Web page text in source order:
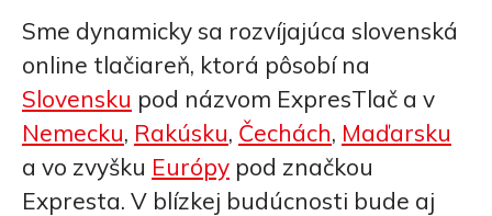
Sme dynamicky sa rozvíjajúca slovenská
online tlačiareň, ktorá pôsobí na
Slovensku pod názvom ExpresTlač a v
Nemecku, Rakúsku, Čechách, Maďarsku
a vo zvyšku Európy pod značkou
Expresta. V blízkej budúcnosti bude aj